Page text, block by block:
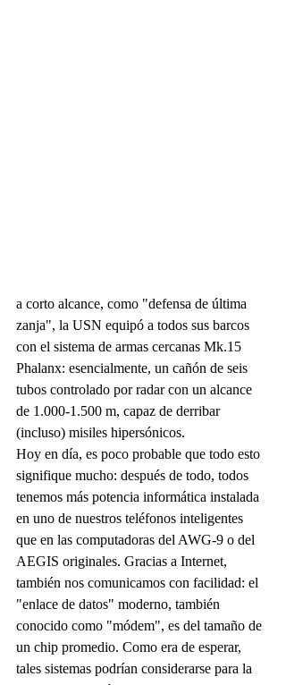
a corto alcance, como "defensa de última
zanja", la USN equipó a todos sus barcos
con el sistema de armas cercanas Mk.15
Phalanx: esencialmente, un cañón de seis
tubos controlado por radar con un alcance
de 1.000-1.500 m, capaz de derribar
(incluso) misiles hipersónicos.
Hoy en día, es poco probable que todo esto
signifique mucho: después de todo, todos
tenemos más potencia informática instalada
en uno de nuestros teléfonos inteligentes
que en las computadoras del AWG-9 o del
AEGIS originales. Gracias a Internet,
también nos comunicamos con facilidad: el
"enlace de datos" moderno, también
conocido como "módem", es del tamaño de
un chip promedio. Como era de esperar,
tales sistemas podrían considerarse para la